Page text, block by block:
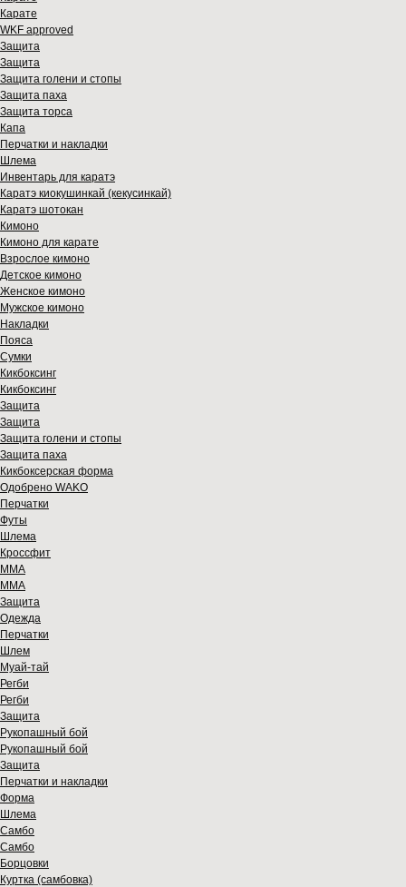
Карате
WKF approved
Защита
Защита
Защита голени и стопы
Защита паха
Защита торса
Капа
Перчатки и накладки
Шлема
Инвентарь для каратэ
Каратэ киокушинкай (кекусинкай)
Каратэ шотокан
Кимоно
Кимоно для карате
Взрослое кимоно
Детское кимоно
Женское кимоно
Мужское кимоно
Накладки
Пояса
Сумки
Кикбоксинг
Кикбоксинг
Защита
Защита
Защита голени и стопы
Защита паха
Кикбоксерская форма
Одобрено WAKO
Перчатки
Футы
Шлема
Кроссфит
ММА
ММА
Защита
Одежда
Перчатки
Шлем
Муай-тай
Регби
Регби
Защита
Рукопашный бой
Рукопашный бой
Защита
Перчатки и накладки
Форма
Шлема
Самбо
Самбо
Борцовки
Куртка (самбовка)